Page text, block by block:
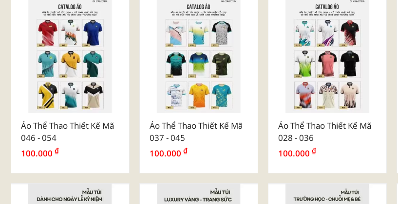
Áo Thể Thao Thiết Kế Mã
046 - 054
100.000 ₫
Áo Thể Thao Thiết Kế Mã
037 - 045
100.000 ₫
Áo Thể Thao Thiết Kế Mã
028 - 036
100.000 ₫